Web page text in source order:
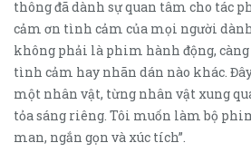
thông đã dành sự quan tâm cho tác
cảm ơn tình cảm của mọi người
không phải là phim hành động,
tình cảm hay nhãn dán nào khác.
một nhân vật, từng nhân vật xung
tỏa sáng riêng. Tôi muốn làm bộ
man, ngắn gọn và xúc tích”.